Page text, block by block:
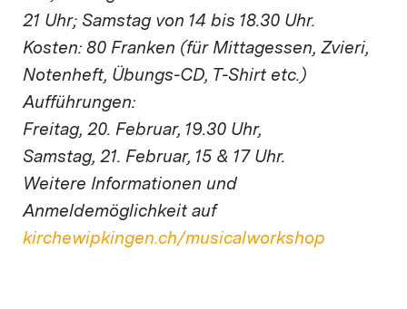
21 Uhr; Samstag von 14 bis 18.30 Uhr.
Kosten: 80 Franken (für Mittagessen, Zvieri,
Notenheft, Übungs-CD, T-Shirt etc.)
Aufführungen:
Freitag, 20. Februar, 19.30 Uhr,
Samstag, 21. Februar, 15 & 17 Uhr.
Weitere Informationen und
Anmeldemöglichkeit auf
kirchewipkingen.ch/musicalworkshop